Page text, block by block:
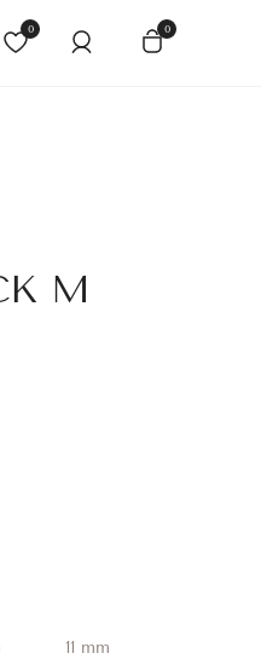
0 0
M
11 mm